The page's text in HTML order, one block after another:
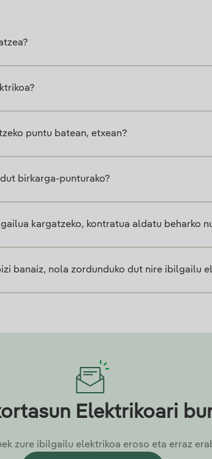
puntu batean, etxean?
birkarga-punturako?
kargatzeko, kontratua aldatu beharko
banaiz, nola zordunduko dut nire ibilgailu
Elektrikoari
zure ibilgailu elektrikoa eroso eta erraz